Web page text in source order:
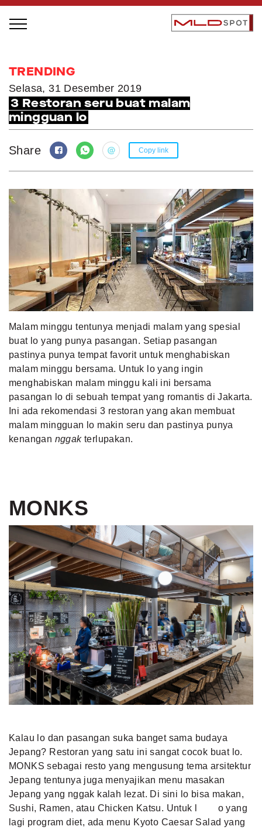
LOCAL GREATNESS
INSPIRING PEOPLE
INSPIRING PRODUCTS
INSPIRING PLACES
INSPIRING COMMUNITIES
TRENDING
EVENTS
MLDPODCAST
VIDEOS
MLDPOINTS
TRENDING
Selasa, 31 Desember 2019
3 Restoran seru buat malam
mingguan lo
Share Copy link
Malam minggu tentunya menjadi malam yang spesial
buat lo yang punya pasangan. Setiap pasangan
pastinya punya tempat favorit untuk menghabiskan
malam minggu bersama. Untuk lo yang ingin
menghabiskan malam minggu kali ini bersama
pasangan lo di sebuah tempat yang romantis di Jakarta.
Ini ada rekomendasi 3 restoran yang akan membuat
malam mingguan lo makin seru dan pastinya punya
kenangan nggakterlupakan.
MONKS
Kalau lo dan pasangan suka banget sama budaya
Jepang? Restoran yang satu ini sangat cocok buat lo.
MONKS sebagai resto yang mengusung tema arsitektur
Jepang tentunya juga menyajikan menu masakan
Jepang yang nggak kalah lezat. Di sini lo bisa makan,
Sushi, Ramen, atau Chicken Katsu. Untuk l o yang
lagi program diet, ada menu Kyoto Caesar Salad yang